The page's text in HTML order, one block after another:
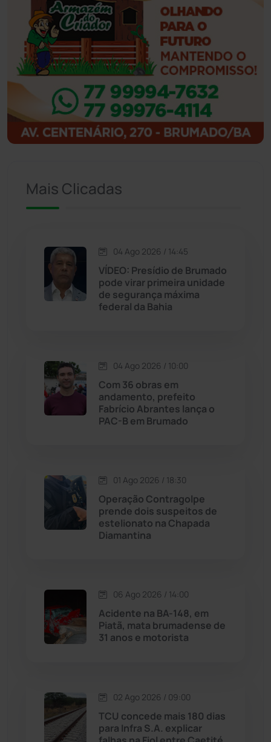
Ibiassucê (167)
Ibicoara
Ibipitanga (116)
Ibitiara
Igaporã (218)
Iuiu
Jequié (313)
Lagoa Real
Licínio de Almeida
Macaúbas
Maetinga
Matina
Mortugaba
Oliveira dos Brejinhos
Mais Clicadas
04 Ago 2026 / 14:45
VÍDEO: Presídio de Brumado
pode virar primeira unidade
de segurança máxima
federal da Bahia
04 Ago 2026 / 10:00
Com 36 obras em
andamento, prefeito
Fabrício Abrantes lança o
PAC-B em Brumado
01 Ago 2026 / 18:30
Operação Contragolpe
prende dois suspeitos de
estelionato na Chapada
Diamantina
06 Ago 2026 / 14:00
Acidente na BA-148, em
Piatã, mata brumadense de
31 anos e motorista
02 Ago 2026 / 09:00
TCU concede mais 180 dias
para Infra S.A. explicar